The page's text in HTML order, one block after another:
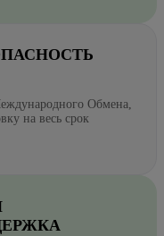
Обмена,
на весь срок